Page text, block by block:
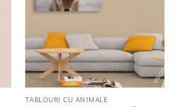
TABLOURI CU ANIMALE